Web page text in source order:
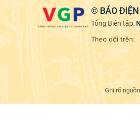
© BÁO
Tổng Biên tập:
Theo dõi trên:
Ghi rõ